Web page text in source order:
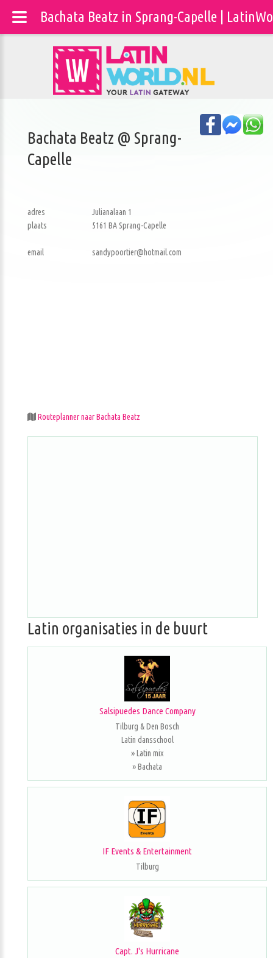
Bachata Beatz @ Sprang-
Capelle
adres
Julianalaan 1
plaats
5161 BA Sprang-Capelle
email sandypoortier@hotmail.com
Routeplanner naar Bachata Beatz
Latin organisaties in de buurt
Salsipuedes Dance Company
Tilburg & Den Bosch
Latin dansschool
» Latin mix
» Bachata
IF Events & Entertainment
Tilburg
Capt. J's Hurricane
Bachata Beatz in Sprang-Capelle |